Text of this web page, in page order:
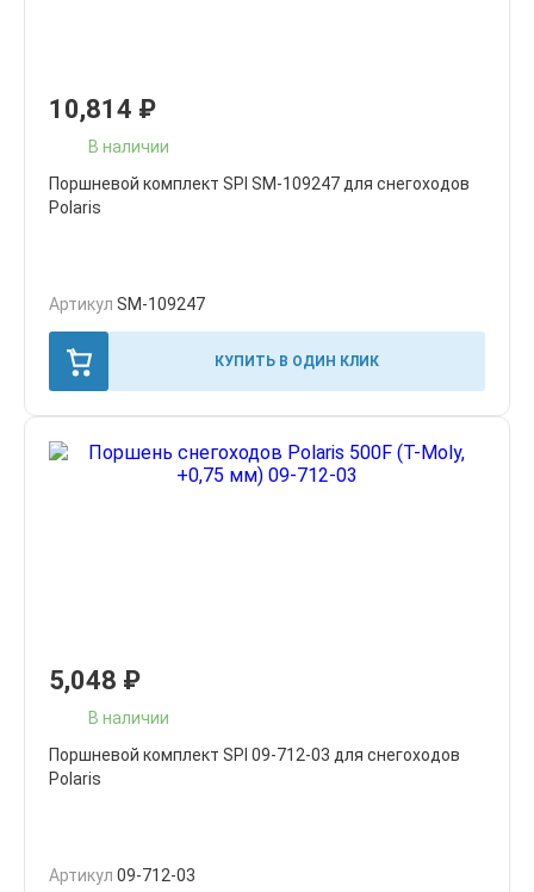
10,814 ₽
В наличии
Поршневой комплект SPI SM-109247 для снегоходов
Polaris
Артикул SM-109247
КУПИТЬ В ОДИН КЛИК
5,048 ₽
В наличии
Поршневой комплект SPI 09-712-03 для снегоходов
Polaris
Артикул 09-712-03